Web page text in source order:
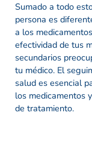
Sumado a todo
persona es
a los
efectividad de tus
secundarios
tu médico. El
salud es esencial
los medicamentos
de tratamiento.